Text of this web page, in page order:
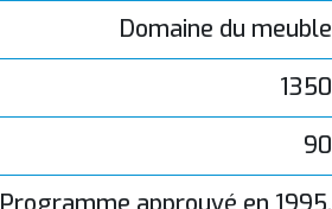
Domaine du meuble
1350
90